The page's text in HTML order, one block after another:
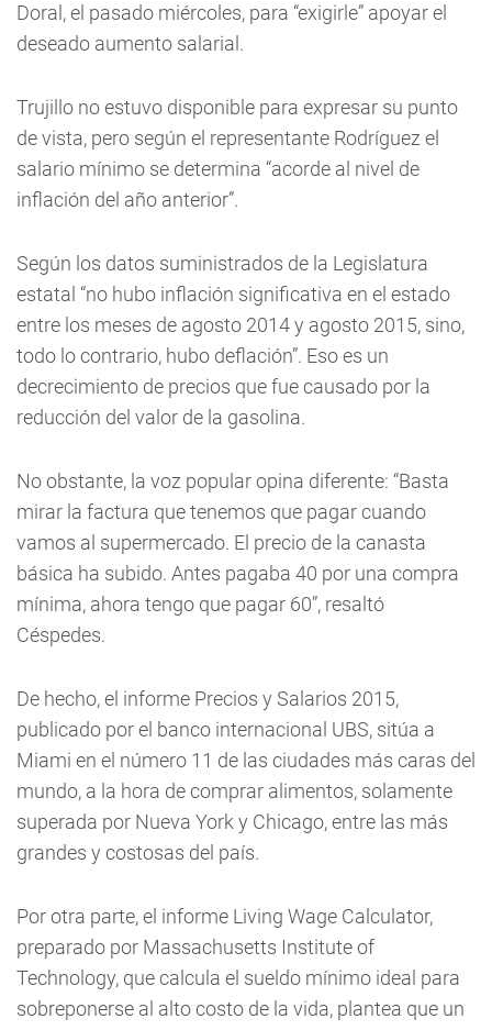
Doral, el pasado miércoles, para “exigirle” apoyar el
deseado aumento salarial.
Trujillo no estuvo disponible para expresar su punto
de vista, pero según el representante Rodríguez el
salario mínimo se determina “acorde al nivel de
inflación del año anterior”.
Según los datos suministrados de la Legislatura
estatal “no hubo inflación significativa en el estado
entre los meses de agosto 2014 y agosto 2015, sino,
todo lo contrario, hubo deflación”. Eso es un
decrecimiento de precios que fue causado por la
reducción del valor de la gasolina.
No obstante, la voz popular opina diferente: “Basta
mirar la factura que tenemos que pagar cuando
vamos al supermercado. El precio de la canasta
básica ha subido. Antes pagaba 40 por una compra
mínima, ahora tengo que pagar 60”, resaltó
Céspedes.
De hecho, el informe Precios y Salarios 2015,
publicado por el banco internacional UBS, sitúa a
Miami en el número 11 de las ciudades más caras del
mundo, a la hora de comprar alimentos, solamente
superada por Nueva York y Chicago, entre las más
grandes y costosas del país.
Por otra parte, el informe Living Wage Calculator,
preparado por Massachusetts Institute of
Technology, que calcula el sueldo mínimo ideal para
sobreponerse al alto costo de la vida, plantea que un